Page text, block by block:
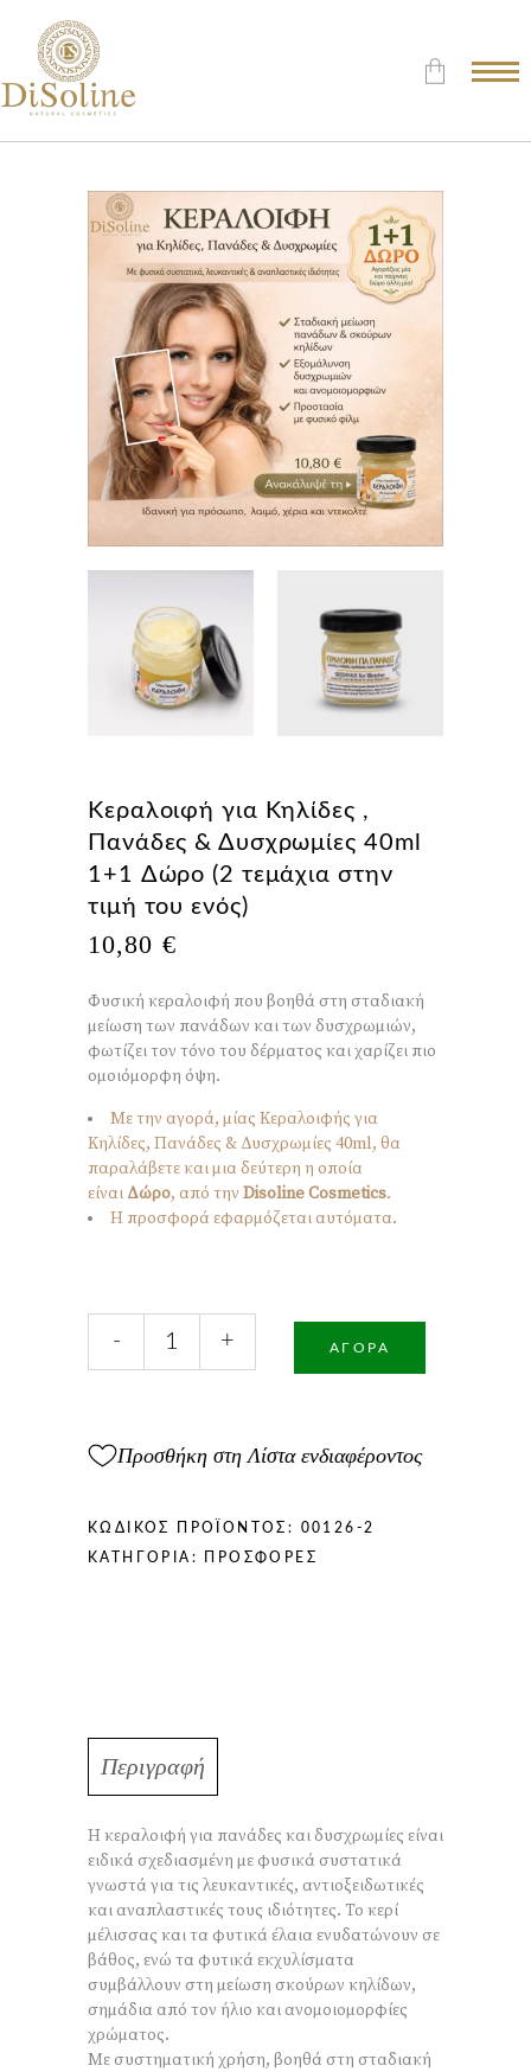
Καλάθι.
Κεραλοιφή για Κηλίδες ,
Πανάδες & Δυσχρωμίες 40ml
1+1 Δώρο (2 τεμάχια στην
τιμή του ενός)
10,80 €
Φυσική κεραλοιφή που βοηθά στη σταδιακή
μείωση των πανάδων και των δυσχρωμιών,
φωτίζει τον τόνο του δέρματος και χαρίζει πιο
ομοιόμορφη όψη.
Mε την αγορά, μίας Κεραλοιφής για
Κηλίδες, Πανάδες & Δυσχρωμίες 40ml, θα
παραλάβετε και μια δεύτερη η οποία
είναι Δώρο, από την Disoline Cosmetics.
Η προσφορά εφαρμόζεται αυτόματα.
Κηλίδες
&
Δυσχρωμίες
1+1
Δώρο
- + ΑΓΟΡΆ
Προσθήκη στη Λίστα ενδιαφέροντος
ΚΩΔΙΚΌΣ ΠΡΟΪΌΝΤΟΣ: 00126-2
ΚΑΤΗΓΟΡΊΑ: ΠΡΟΣΦΟΡΈΣ
Περιγραφή
Η κεραλοιφή για πανάδες και δυσχρωμίες είναι
ειδικά σχεδιασμένη με φυσικά συστατικά
γνωστά για τις λευκαντικές, αντιοξειδωτικές
και αναπλαστικές τους ιδιότητες. Το κερί
μέλισσας και τα φυτικά έλαια ενυδατώνουν σε
βάθος, ενώ τα φυτικά εκχυλίσματα
συμβάλλουν στη μείωση σκούρων κηλίδων,
σημάδια από τον ήλιο και ανομοιομορφίες
χρώματος.
Με συστηματική χρήση, βοηθά στη σταδιακή